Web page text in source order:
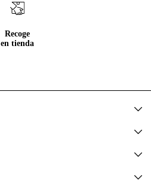
Recoge
en tienda